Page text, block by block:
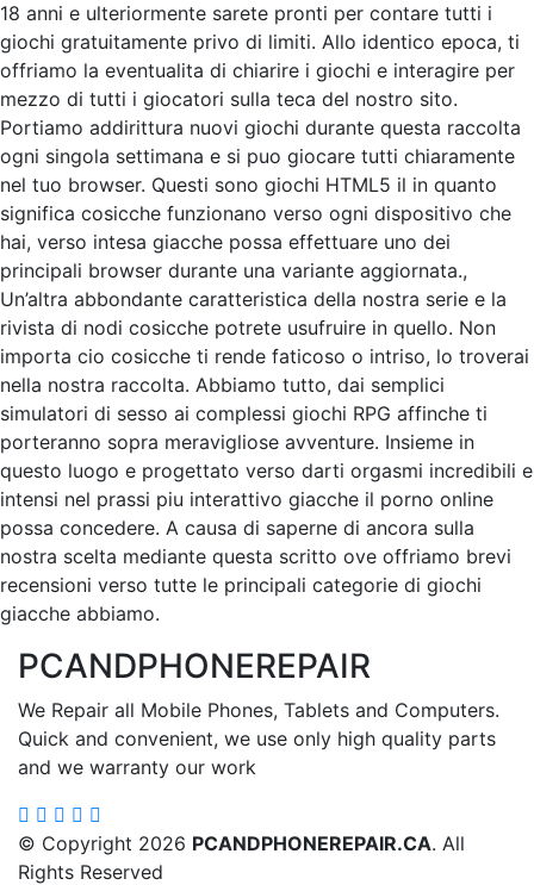
18 anni e ulteriormente sarete pronti per contare tutti i
giochi gratuitamente privo di limiti. Allo identico epoca, ti
offriamo la eventualita di chiarire i giochi e interagire per
mezzo di tutti i giocatori sulla teca del nostro sito.
Portiamo addirittura nuovi giochi durante questa raccolta
ogni singola settimana e si puo giocare tutti chiaramente
nel tuo browser. Questi sono giochi HTML5 il in quanto
significa cosicche funzionano verso ogni dispositivo che
hai, verso intesa giacche possa effettuare uno dei
principali browser durante una variante aggiornata.,
Un’altra abbondante caratteristica della nostra serie e la
rivista di nodi cosicche potrete usufruire in quello. Non
importa cio cosicche ti rende faticoso o intriso, lo troverai
nella nostra raccolta. Abbiamo tutto, dai semplici
simulatori di sesso ai complessi giochi RPG affinche ti
porteranno sopra meravigliose avventure. Insieme in
questo luogo e progettato verso darti orgasmi incredibili e
intensi nel prassi piu interattivo giacche il porno online
possa concedere. A causa di saperne di ancora sulla
nostra scelta mediante questa scritto ove offriamo brevi
recensioni verso tutte le principali categorie di giochi
giacche abbiamo.
PCANDPHONEREPAIR
We Repair all Mobile Phones, Tablets and Computers.
Quick and convenient, we use only high quality parts
and we warranty our work
© Copyright 2026 PCANDPHONEREPAIR.CA. All
Rights Reserved